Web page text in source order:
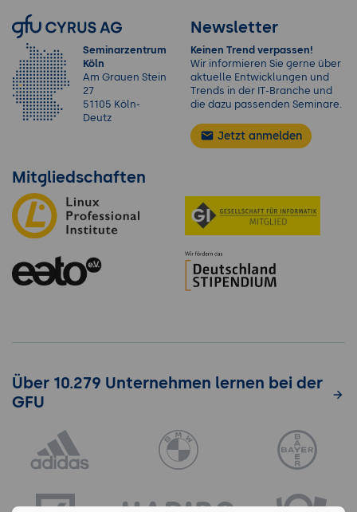
Seminarzentrum
Köln
Am Grauen Stein
27
51105 Köln-
Deutz
Newsletter
Keinen Trend verpassen!
Wir informieren Sie gerne über
aktuelle Entwicklungen und
Trends in der IT-Branche und
die dazu passenden Seminare.
Jetzt anmelden
Mitgliedschaften
Über 10.279 Unternehmen lernen bei der
GFU